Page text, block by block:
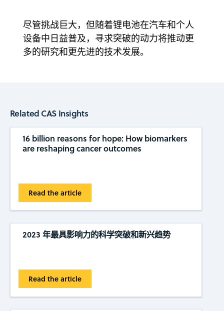
尽管挑战巨大，但随着锂电池在汽车和个人
设备中日益普及，寻求突破的动力将推动更
多的研究和更先进的技术发展。
Related CAS Insights
16 billion reasons for hope: How biomarkers
are reshaping cancer outcomes
Read the article
2023 年最具影响力的科学突破和新兴趋势
Read the article